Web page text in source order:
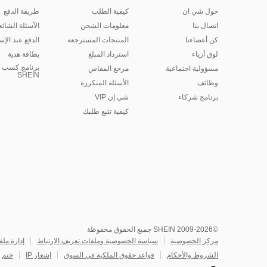
حول شي ان
اتصال بنا
كن أعضاءنا
لوق أزياء
مسؤولية اجتماعية
وظائف
برنامج شركاء
كيفية الطلب
معلومات الشحن
المنتجات المسترجعة
استرداد المبلغ
مرجع المقاس
الأسئلة المتكررة
شي إن VIP
كيفية تتبع طلبك
طريقة الدفع
الأسئلة
الدفع عند
بطاقة هدية
برنامج كسب
SHEIN
©2009-2026 SHEIN جميع الحقوق محفوظة
مركز الخصوصية
سياسة الخصوصية وملفات تعريف الارتباط
إدارة
الشروط والأحكام
قواعد حقوق الملكية في السوق إشعار IP ختم